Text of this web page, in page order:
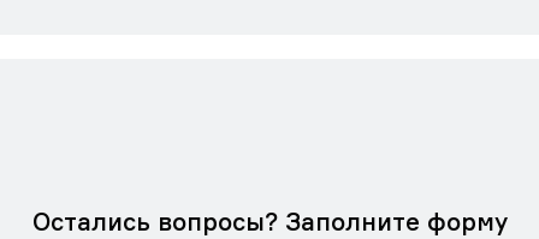
Остались вопросы? Заполните форму